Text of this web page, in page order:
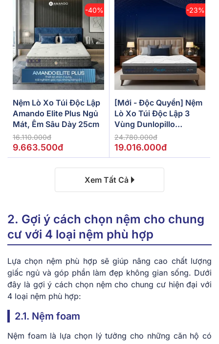
-40%
Nệm Lò Xo Túi Độc Lập
Amando Elite Plus Ngủ
Mát, Êm Sâu Dày 25cm
16.110.000đ
9.663.500đ
-23%
[Mới - Độc Quyền] Nệm
Lò Xo Túi Độc Lập 3
Vùng Dunlopillo
De.Stress Powerful
24.780.000đ
19.016.000đ
Xem Tất Cả
2. Gợi ý cách chọn nệm cho chung
cư với 4 loại nệm phù hợp
Lựa chọn nệm phù hợp sẽ giúp nâng cao chất lượng
giấc ngủ và góp phần làm đẹp không gian sống. Dưới
đây là gợi ý cách chọn nệm cho chung cư hiện đại với
4 loại nệm phù hợp:
2.1. Nệm foam
Nệm foam là lựa chọn lý tưởng cho những căn hộ có